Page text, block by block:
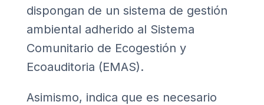
dispongan de un sistema de gestión
ambiental adherido al Sistema
Comunitario de Ecogestión y
Ecoauditoria (EMAS).
Asimismo, indica que es necesario